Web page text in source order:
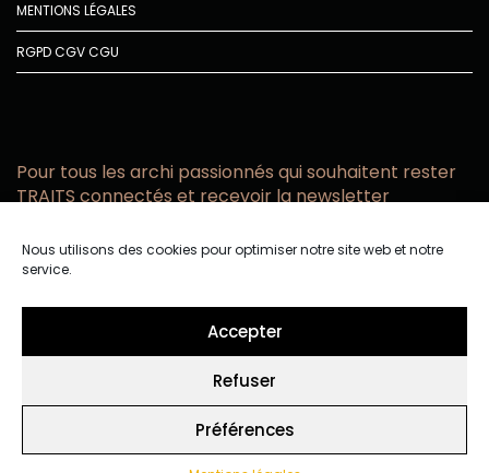
Nous utilisons des cookies pour optimiser notre site web et notre
service.
Accepter
Refuser
Préférences
MENTIONS LÉGALES
RGPDCGVCGU
Pour tous les archi passionnés qui souhaitent rester
TRAITS connectés et recevoir la newsletter
email
confidentialité.